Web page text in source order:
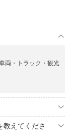
両・トラック・観光
教えてくださ